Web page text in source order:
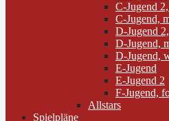
C-Jugend
C-Jugend,
D-Jugend
D-Jugend,
D-Jugend,
E-Jugend
E-Jugend 2
F-Jugend,
Allstars
Spielpläne